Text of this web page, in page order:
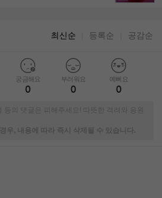
최신순 등록순 공감순
궁금해요
0
부러워요
0
예뻐요
0
의 댓글은 피해주세요! 따뜻한 격려와 응원
우, 내용에 따라 즉시 삭제될 수 있습니다.